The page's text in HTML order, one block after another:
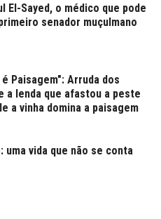
El-Sayed, o médico que pode
senador muçulmano
Paisagem": Arruda dos
a lenda que afastou a peste
a vinha domina a paisagem
uma vida que não se conta